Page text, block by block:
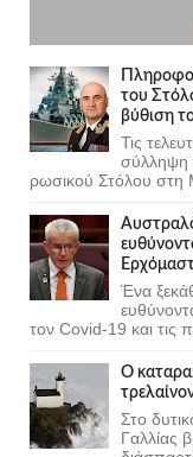
του
βύθιση
Τις
σύλληψη
ρωσικού Στόλου
Ένα
τον Covid-19 και τις
Ο
Στο
Γαλλίας